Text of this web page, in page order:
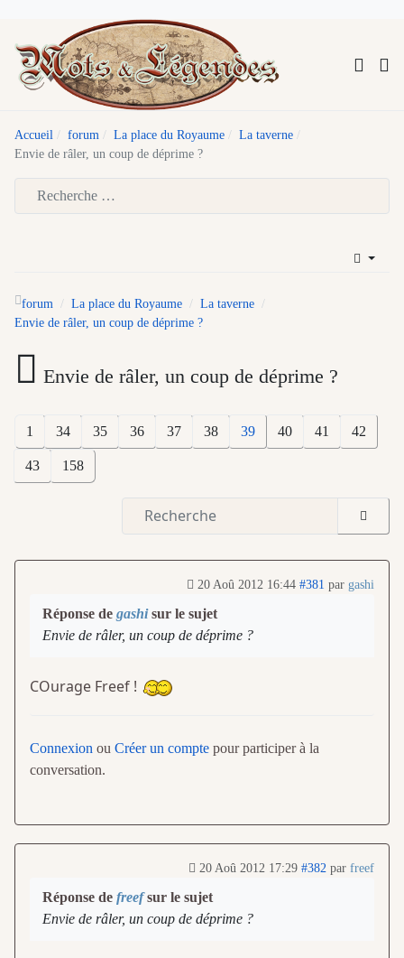
Accueil forum La place du Royaume
La taverne
Envie de râler, un coup de déprime ?
forum La place du Royaume
La taverne
Envie de râler, un coup de déprime ?
Envie de râler, un coup de déprime ?
1 34 35 36 37 38 39 40 41 42
43 158
20 Aoû 2012 16:44 #381 par gashi
Réponse de gashisur le sujet
Envie de râler, un coup de déprime ?
COurage Freef !
Connexion ou Créer un compte pour participer à la
conversation.
20 Aoû 2012 17:29 #382 par freef
Réponse de freefsur le sujet
Envie de râler, un coup de déprime ?